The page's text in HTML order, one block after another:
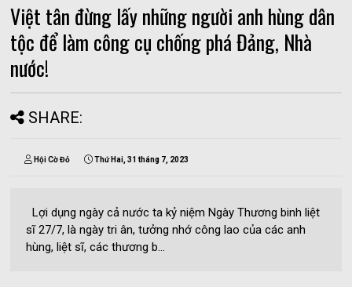
Việt tân đừng lấy những người anh hùng dân
tộc để làm công cụ chống phá Đảng, Nhà
nước!
SHARE:
Hội Cờ Đỏ Thứ Hai, 31 tháng 7, 2023
Lợi dụng ngày cả nước ta kỷ niệm Ngày Thương binh liệt
sĩ 27/7, là ngày tri ân, tưởng nhớ công lao của các anh
hùng, liệt sĩ, các thương b...